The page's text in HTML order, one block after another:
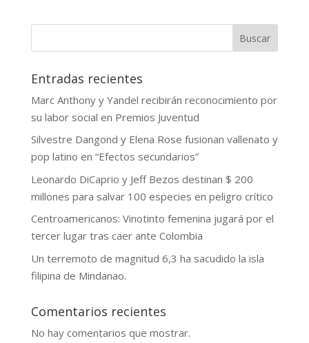
Buscar
Entradas recientes
Marc Anthony y Yandel recibirán reconocimiento por
su labor social en Premios Juventud
Silvestre Dangond y Elena Rose fusionan vallenato y
pop latino en “Efectos secundarios”
Leonardo DiCaprio y Jeff Bezos destinan $ 200
millones para salvar 100 especies en peligro crítico
Centroamericanos: Vinotinto femenina jugará por el
tercer lugar tras caer ante Colombia
Un terremoto de magnitud 6,3 ha sacudido la isla
filipina de Mindanao.
Comentarios recientes
No hay comentarios que mostrar.